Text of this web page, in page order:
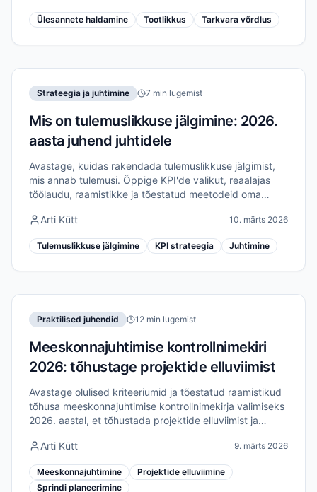
Ülesannete haldamine Tootlikkus Tarkvara võrdlus
Strateegia ja juhtimine 7 min lugemist
Mis on tulemuslikkuse jälgimine: 2026.
aasta juhend juhtidele
Avastage, kuidas rakendada tulemuslikkuse jälgimist,
mis annab tulemusi. Õppige KPI'de valikut, reaalajas
töölaudu, raamistikke ja tõestatud meetodeid oma
Arti Kütt
10. märts 2026
Tulemuslikkuse jälgimine KPI strateegia Juhtimine
Praktilised juhendid 12 min lugemist
Meeskonnajuhtimise kontrollnimekiri
2026: tõhustage projektide elluviimist
Avastage olulised kriteeriumid ja tõestatud raamistikud
tõhusa meeskonnajuhtimise kontrollnimekirja valimiseks
2026. aastal, et tõhustada projektide elluviimist ja
Arti Kütt
9. märts 2026
Meeskonnajuhtimine
Projektide elluviimine
Sprindi planeerimine